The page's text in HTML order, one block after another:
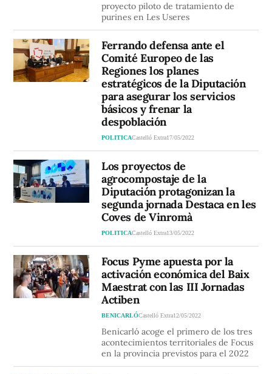
proyecto piloto de tratamiento de
purines en Les Useres
Ferrando defensa ante el
Comité Europeo de las
Regiones los planes
estratégicos de la Diputación
para asegurar los servicios
básicos y frenar la
despoblación
POLITICACastelló Extra17/05/2022
Los proyectos de
agrocompostaje de la
Diputación protagonizan la
segunda jornada Destaca en les
Coves de Vinromà
POLITICACastelló Extra13/05/2022
Focus Pyme apuesta por la
activación económica del Baix
Maestrat con las III Jornadas
Actiben
BENICARLÓCastelló Extra12/05/2022
Benicarló acoge el primero de los tres
acontecimientos territoriales de Focus
en la provincia previstos para el 2022